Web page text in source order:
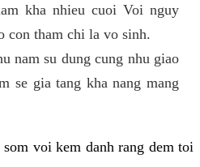
kha nhieu cuoi Voi nguy
con tham chi la vo sinh.
nam su dung cung nhu giao
se gia tang kha nang mang
voi kem danh rang dem toi